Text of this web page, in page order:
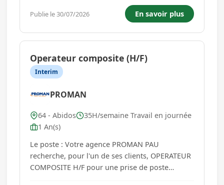
mission : LACQ (64) L'Opérateur posté réalise
l'ensemble des opérations courantes de la
Section Contrôle Fabrication. Analyses Réalise
l...
Publie le 30/07/2026 En savoir plus
Operateur composite (H/F)
Interim
PROMAN
64 - Abidos
35H/semaine Travail en journée
1 An(s)
Le poste : Votre agence PROMAN PAU
recherche, pour l'un de ses clients, OPERATEUR
COMPOSITE H/F pour une prise de poste